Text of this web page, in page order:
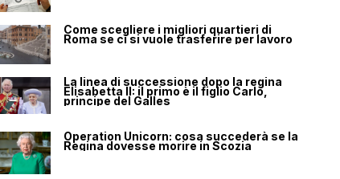
Come scegliere i migliori quartieri di
Roma se ci si vuole trasferire per lavoro
La linea di successione dopo la regina
Elisabetta II: il primo è il figlio Carlo,
principe del Galles
Operation Unicorn: cosa succederà se la
Regina dovesse morire in Scozia